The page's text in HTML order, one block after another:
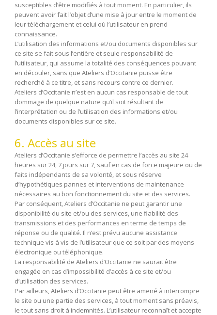
susceptibles d’être modifiés à tout moment. En particulier, ils
peuvent avoir fait l’objet d’une mise à jour entre le moment de
leur téléchargement et celui où l’utilisateur en prend
connaissance.
L’utilisation des informations et/ou documents disponibles sur
ce site se fait sous l’entière et seule responsabilité de
l’utilisateur, qui assume la totalité des conséquences pouvant
en découler, sans que Ateliers d’Occitanie puisse être
recherché à ce titre, et sans recours contre ce dernier.
Ateliers d’Occitanie n’est en aucun cas responsable de tout
dommage de quelque nature qu’il soit résultant de
l’interprétation ou de l’utilisation des informations et/ou
documents disponibles sur ce site.
6. Accès au site
Ateliers d’Occitanie s’efforce de permettre l’accès au site 24
heures sur 24, 7 jours sur 7, sauf en cas de force majeure ou de
faits indépendants de sa volonté, et sous réserve
d’hypothétiques pannes et interventions de maintenance
nécessaires au bon fonctionnement du site et des services.
Par conséquent, Ateliers d’Occitanie ne peut garantir une
disponibilité du site et/ou des services, une fiabilité des
transmissions et des performances en terme de temps de
réponse ou de qualité. Il n’est prévu aucune assistance
technique vis à vis de l’utilisateur que ce soit par des moyens
électronique ou téléphonique.
La responsabilité de Ateliers d’Occitanie ne saurait être
engagée en cas d’impossibilité d’accès à ce site et/ou
d’utilisation des services.
Par ailleurs, Ateliers d’Occitanie peut être amené à interrompre
le site ou une partie des services, à tout moment sans préavis,
le tout sans droit à indemnités. L’utilisateur reconnaît et accepte